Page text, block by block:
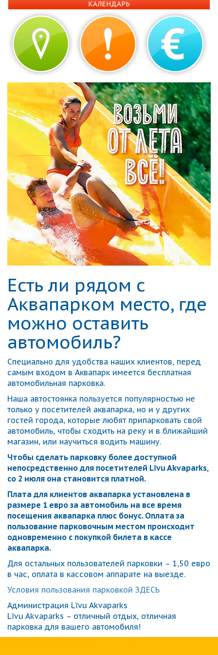
КАЛЕНДАРЬ
Есть ли рядом с
Аквапарком место, где
можно оставить
автомобиль?
Специально для удобства наших клиентов, перед
самым входом в Аквапарк имеется бесплатная
автомобильная парковка.
Наша автостоянка пользуется популярностью не
только у посетителей аквапарка, но и у других
гостей города, которые любят припарковать свой
автомобиль, чтобы сходить на реку и в ближайший
магазин, или научиться водить машину.
Чтобы сделать парковку более доступной
непосредственно для посетителей Līvu Akvaparks,
со 2 июля она становится платной.
Плата для клиентов аквапарка установлена ​​в
размере 1 евро за автомобиль на все время
посещения аквапарка плюс бонус. Оплата за
пользование парковочным местом происходит
одновременно с покупкой билета в кассе
аквапарка.
Для остальных пользователей парковки – 1,50 евро
в час, оплата в кассовом аппарате на выезде.
Условия пользования парковкой ЗДЕСЬ
Администрация Līvu Akvaparks
Līvu Akvaparks – отличный отдых, отличная
парковка для вашего автомобиля!